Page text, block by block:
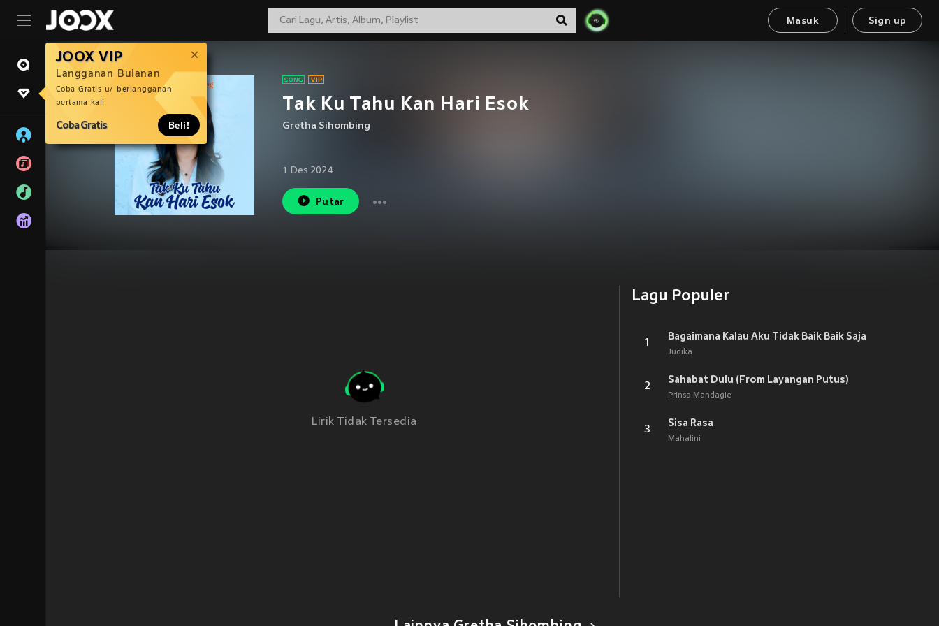
Masuk Sign up
JOOX VIP
Langganan Bulanan
Coba Gratis u/ berlangganan
pertama kali
Coba Gratis Beli!
Tak Ku Tahu Kan Hari Esok
Gretha Sihombing
1 Des 2024
Putar
Lirik Tidak Tersedia
Lagu Populer
1
Bagaimana Kalau Aku Tidak Baik Baik Saja
Judika
2
Sahabat Dulu (From Layangan Putus)
Prinsa Mandagie
3
Sisa Rasa
Mahalini